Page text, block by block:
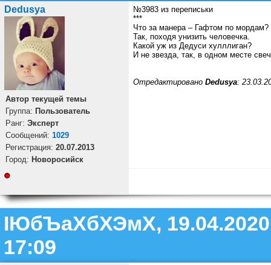
Dedusya
Автор текущей темы
Группа: Пользователь
Ранг: Эксперт
Cообщений: 1029
Регистрация: 20.07.2013
Город: Новоросийск
№3983 из переписьки
***
Что за манера – Гафтом по мордам?
Так, походя унизить человечка.
Какой уж из Дедуси хулллиган?
И не звезда, так, в одном месте
Отредактировано Dedusya:
ІЮбЪаХбХЭмХ,
17:09